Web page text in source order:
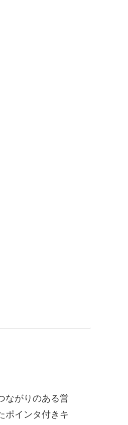
ながりのある営
ポインタ付きキ